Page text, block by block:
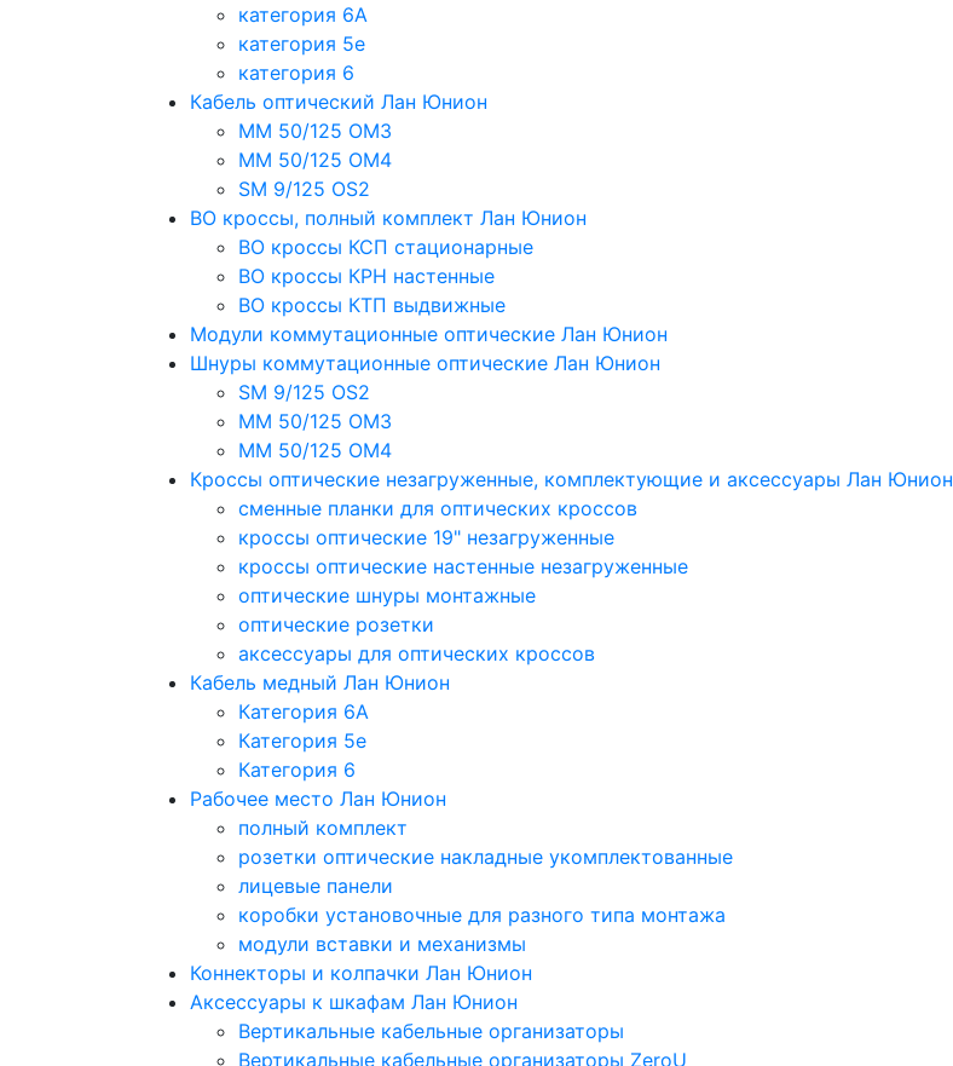
категория 6A
категория 5e
категория 6
Кабель оптический Лан Юнион
MM 50/125 OM3
MM 50/125 OM4
SM 9/125 OS2
ВО кроссы, полный комплект Лан Юнион
ВО кроссы КСП стационарные
ВО кроссы КРН настенные
ВО кроссы КТП выдвижные
Модули коммутационные оптические Лан Юнион
Шнуры коммутационные оптические Лан Юнион
SM 9/125 OS2
MM 50/125 OM3
MM 50/125 OM4
Кроссы оптические незагруженные, комплектующие и аксессуары Лан Юнион
сменные планки для оптических кроссов
кроссы оптические 19" незагруженные
кроссы оптические настенные незагруженные
оптические шнуры монтажные
оптические розетки
аксессуары для оптических кроссов
Кабель медный Лан Юнион
Категория 6A
Категория 5e
Категория 6
Рабочее место Лан Юнион
полный комплект
розетки оптические накладные укомплектованные
лицевые панели
коробки установочные для разного типа монтажа
модули вставки и механизмы
Коннекторы и колпачки Лан Юнион
Аксессуары к шкафам Лан Юнион
Вертикальные кабельные организаторы
Вертикальные кабельные организаторы ZeroU